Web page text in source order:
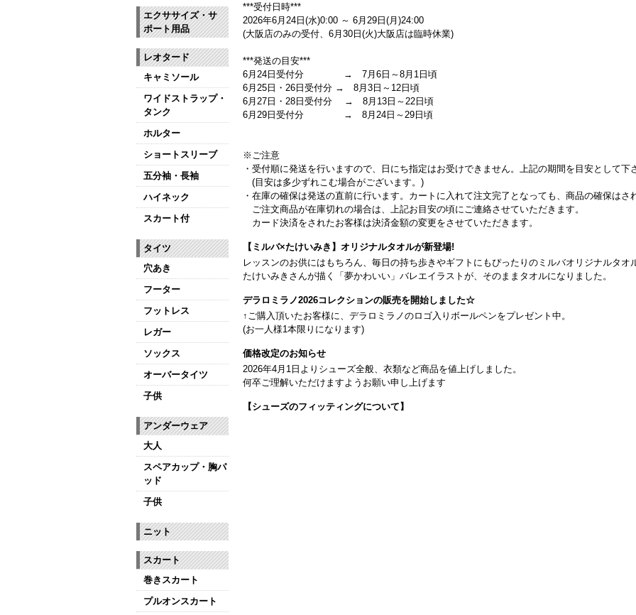
***受付日時***
2026年6月24日(水)0:00 ～ 6月29日(月)24:00
(大阪店のみの受付、6月30日(火)大阪店は臨時休業)
***発送の目安***
6月24日受付分 → 7月6日～8月1日頃
6月25日・26日受付分 → 8月3日～12日頃
6月27日・28日受付分 → 8月13日～22日頃
6月29日受付分 → 8月24日～29日頃
※ご注意
・受付順に発送を行いますので、日にち指定はお受けできません。上記の期間を目安として下
(目安は多少ずれこむ場合がございます。)
・在庫の確保は発送の直前に行います。カートに入れて注文完了となっても、商品の確保はさ
ご注文商品が在庫切れの場合は、上記お目安の頃にご連絡させていただきます。
カード決済をされたお客様は決済金額の変更をさせていただきます。
【ミルバ×たけいみき】オリジナルタオルが新登場!
レッスンのお供にはもちろん、毎日の持ち歩きやギフトにもぴったりのミルバオリジナルタオ
たけいみきさんが描く「夢かわいい」バレエイラストが、そのままタオルになりました。
デラロミラノ2026コレクションの販売を開始しました☆
↑ご購入頂いたお客様に、デラロミラノのロゴ入りボールペンをプレゼント中。
(お一人様1本限りになります)
価格改定のお知らせ
2026年4月1日よりシューズ全般、衣類など商品を値上げしました。
何卒ご理解いただけますようお願い申し上げます
【シューズのフィッティングについて】
エクササイズ・サ
ポート用品
レオタード
キャミソール
ワイドストラップ・
タンク
ホルター
ショートスリーブ
五分袖・長袖
ハイネック
スカート付
タイツ
穴あき
フーター
フットレス
レガー
ソックス
オーバータイツ
子供
アンダーウェア
大人
スペアカップ・胸パ
ッド
子供
ニット
スカート
巻きスカート
プルオンスカート